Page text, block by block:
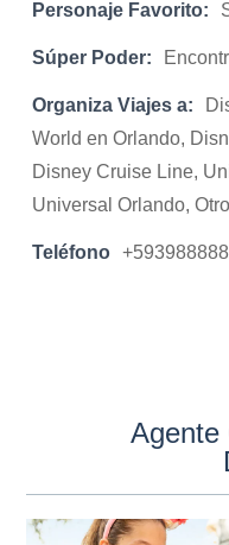
Personaje Favorito:
Súper Poder:
Organiza Viajes a:
World en Orlando,
Disney Cruise Line,
Universal Orlando,
Teléfono